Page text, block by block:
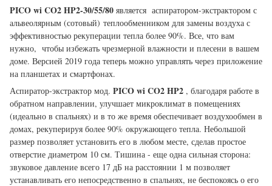
PICO wi CO2 HP2-30/55/80 является аспиратором-экстрактором с
альвеолярным (сотовый) теплообменником для замены воздуха с
эффективностью рекуперации тепла более 90%. Все, что вам
нужно, чтобы избежать чрезмерной влажности и плесени в вашем
доме. Версией 2019 года теперь можно управлять через приложение
на планшетах и смартфонах.
Аспиратор-экстрактор мод. PICO wi CO2 HP2 , благодаря работе в
обратном направлении, улучшает микроклимат в помещениях
(идеально в спальнях) и в то же время обеспечивает воздухообмен в
домах, рекуперируя более 90% окружающего тепла. Небольшой
размер позволяет установить его в любом месте, сделав простое
отверстие диаметром 10 см. Тишина - еще одна сильная сторона:
звуковое давление всего 17 дБ на расстоянии 1 м позволяет
устанавливать его непосредственно в спальнях, не беспокоясь о его